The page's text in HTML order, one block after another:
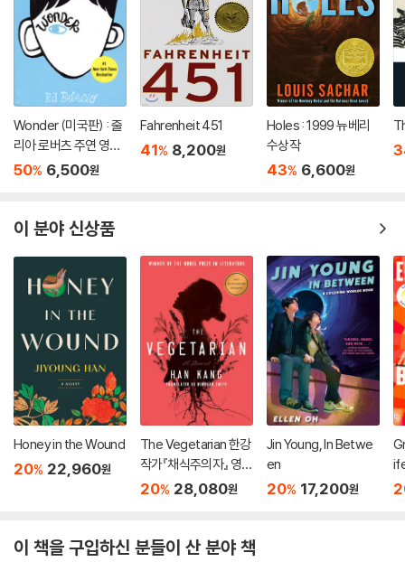
Wonder (미국판) : 줄
리아 로버츠 주연 영화
'원더' 원작 소설
50% 6,500원
Fahrenheit 451
41% 8,200원
Holes : 1999 뉴베리
수상작
43% 6,600원
이 분야 신상품
Honey in the Wound
20% 22,960원
The Vegetarian 한강
작가『채식주의자』 영문
판 (미국판)
20% 28,080원
Jin Young, In Betwe
en
20% 17,200원
이 책을 구입하신 분들이 산 분야 책